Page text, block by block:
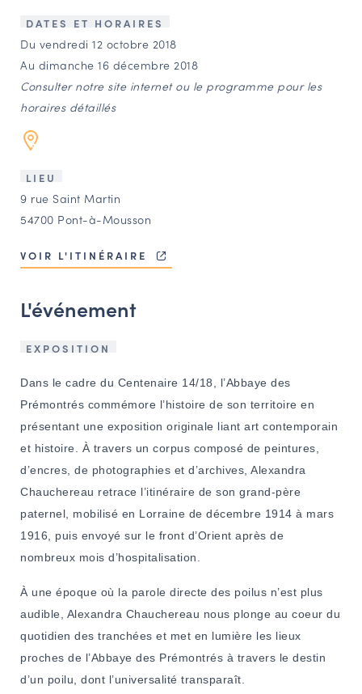
CONTACT
Agenda
Annuaire
Ressources
OFFRES D’EMPLOI ET DE STAGE
OUTILS EN LIGNE
Espace acteurs
NAVIGATION FILTRÉE « ACTEURS »
PORTAIL CULTURE
Comité d'Histoire Régionale
Service Inventaire et Patrimoines de la Région Grand Est
VOUS ÊTES…
Étudiants & chercheurs
DATES ET HORAIRES
Du vendredi 12 octobre 2018
Au dimanche 16 décembre 2018
Consulter notre site internet ou le programme pour les
horaires détaillés
LIEU
9 rue Saint Martin
54700 Pont-à-Mousson
VOIR L'ITINÉRAIRE
L'événement
EXPOSITION
Dans le cadre du Centenaire 14/18, l’Abbaye des
Prémontrés commémore l’histoire de son territoire en
présentant une exposition originale liant art contemporain
et histoire. À travers un corpus composé de peintures,
d’encres, de photographies et d’archives, Alexandra
Chauchereau retrace l’itinéraire de son grand-père
paternel, mobilisé en Lorraine de décembre 1914 à mars
1916, puis envoyé sur le front d’Orient après de
nombreux mois d’hospitalisation.
À une époque où la parole directe des poilus n’est plus
audible, Alexandra Chauchereau nous plonge au coeur du
quotidien des tranchées et met en lumière les lieux
proches de l’Abbaye des Prémontrés à travers le destin
d’un poilu, dont l’universalité transparaît.